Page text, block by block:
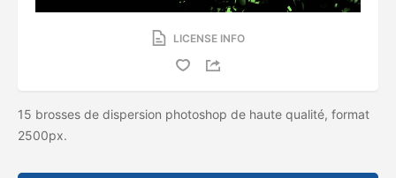
LICENSE INFO
15 brosses de dispersion photoshop de haute qualité, format
2500px.